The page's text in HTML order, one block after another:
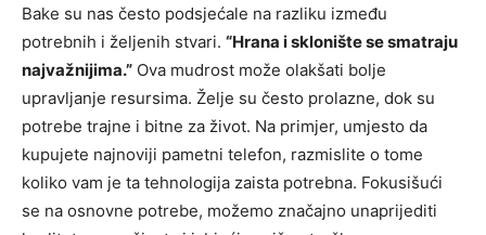
Bake su nas često podsjećale na razliku između
potrebnih i željenih stvari. “Hrana i sklonište se smatraju
najvažnijima.” Ova mudrost može olakšati bolje
upravljanje resursima. Želje su često prolazne, dok su
potrebe trajne i bitne za život. Na primjer, umjesto da
kupujete najnoviji pametni telefon, razmislite o tome
koliko vam je ta tehnologija zaista potrebna. Fokusišući
se na osnovne potrebe, možemo značajno unaprijediti